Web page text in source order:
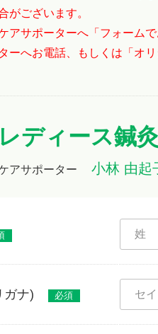
がございます。
アサポーターへ「フォーム
ーへお電話、もしくは「オ
ディース鍼
アサポーター 小林 由起
ガナ) 必須